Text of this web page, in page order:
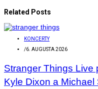
Related Posts
KONCERTY
/6. AUGUSTA 2026
Stranger Things Live
Kyle Dixon a